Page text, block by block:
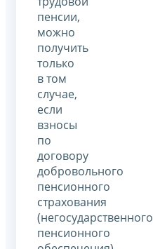
пенсии,
можно
получить
только
в том
случае,
если
взносы
по
договору
добровольного
пенсионного
страхования
(негосударственного
пенсионного